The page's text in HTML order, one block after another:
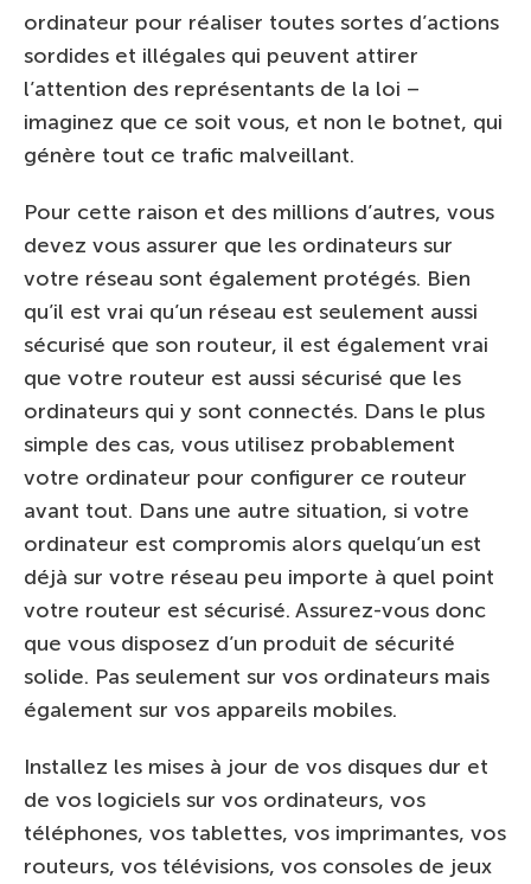
ordinateur pour réaliser toutes sortes d’actions
sordides et illégales qui peuvent attirer
l’attention des représentants de la loi –
imaginez que ce soit vous, et non le botnet, qui
génère tout ce trafic malveillant.
Pour cette raison et des millions d’autres, vous
devez vous assurer que les ordinateurs sur
votre réseau sont également protégés. Bien
qu’il est vrai qu’un réseau est seulement aussi
sécurisé que son routeur, il est également vrai
que votre routeur est aussi sécurisé que les
ordinateurs qui y sont connectés. Dans le plus
simple des cas, vous utilisez probablement
votre ordinateur pour configurer ce routeur
avant tout. Dans une autre situation, si votre
ordinateur est compromis alors quelqu’un est
déjà sur votre réseau peu importe à quel point
votre routeur est sécurisé. Assurez-vous donc
que vous disposez d’un produit de sécurité
solide. Pas seulement sur vos ordinateurs mais
également sur vos appareils mobiles.
Installez les mises à jour de vos disques dur et
de vos logiciels sur vos ordinateurs, vos
téléphones, vos tablettes, vos imprimantes, vos
routeurs, vos télévisions, vos consoles de jeux